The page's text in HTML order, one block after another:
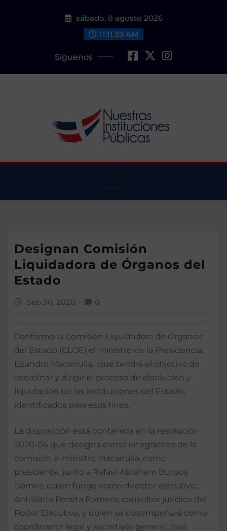
sábado, 8 agosto 2026
11:11:40 AM
Síguenos
Designan Comisión
Liquidadora de Órganos del
Estado
Sep 30, 2020 0
Conformó la Comisión Liquidadora de Órganos
del Estado (CLOE) el ministro de la Presidencia,
Lisandro Macarrulla, que tendrá el objetivo de
coordinar y dirigir el proceso de disolución y
liquidación de las instituciones del Estado,
identificados para esos fines.
La disposición está contenida en la resolución
2020-06 que designa como integrantes de la
comisión al ministro Macarrulla, como
presidente, junto a Rafael Abraham Burgos
Gómez, quien funge como director ejecutivo;
Antoliano Peralta Romero, consultor jurídico del
Poder Ejecutivo, y quien se desempeñará como
coordinador legal y secretario general; José